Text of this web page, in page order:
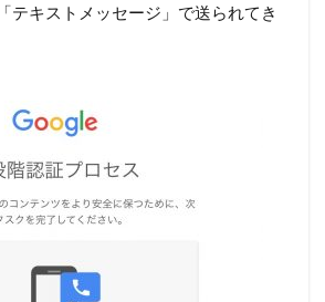
テキストメッセージ」で送られてき